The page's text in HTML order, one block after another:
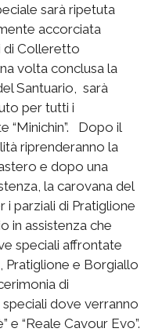
sarà ripetuta
accorciata
di Colleretto
volta conclusa la
Santuario, sarà
per tutti i
“Minichin”. Dopo il
riprenderanno la
e dopo una
la carovana del
i parziali di Pratiglione
in assistenza che
speciali affrontate
e Borgiallo
di
dove verranno
e “Reale Cavour Evo”.